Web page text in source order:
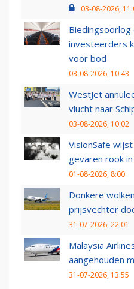
03-08-2026,
investeerders
voor bod
03-08-2026, 10:43
WestJet
vlucht naar
03-08-2026, 10:02
VisionSafe
gevaren rook
01-08-2026, 8:00
Donkere
prijsvechter
31-07-2026, 22:01
Malaysia
aangehouden
31-07-2026, 13:55